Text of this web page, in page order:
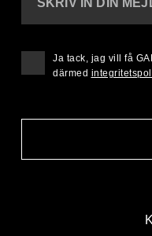
Ja tack, jag vill få
därmed